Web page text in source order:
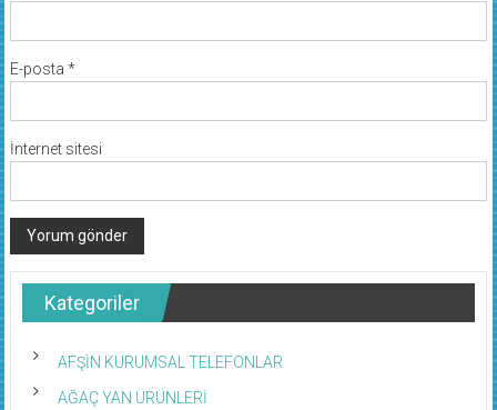
E-posta *
İnternet sitesi
Kategoriler
AFŞİN KURUMSAL TELEFONLAR
AĞAÇ YAN ÜRÜNLERİ